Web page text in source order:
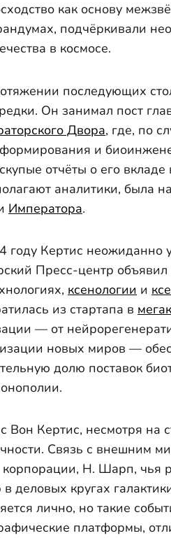
как основу
подчёркивали
в космосе.
последующих
Он занимал пост
Двора, где, по
и
отчёты о его
аналитики, была
Императора.
году Кертис неожиданно
Пресс-центр
ксенологии и
из стартапа в
— от
новых миров —
долю поставок
Вон Кертис, несмотря на
Связь с внешним
корпорации, Н. Шарп, чья
в деловых кругах
лично, но такие
платформы,